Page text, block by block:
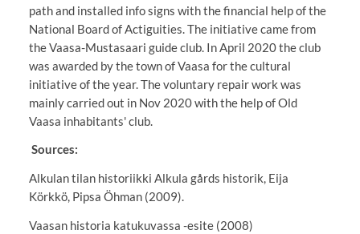
path and installed info signs with the financial help of the
National Board of Actiguities. The initiative came from
the Vaasa-Mustasaari guide club. In April 2020 the club
was awarded by the town of Vaasa for the cultural
initiative of the year. The voluntary repair work was
mainly carried out in Nov 2020 with the help of Old
Vaasa inhabitants' club.
Sources:
Alkulan tilan historiikki Alkula gårds historik, Eija
Körkkö, Pipsa Öhman (2009).
Vaasan historia katukuvassa -esite (2008)